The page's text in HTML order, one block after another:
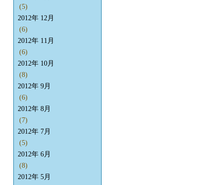
(5)
2012年 12月
(6)
2012年 11月
(6)
2012年 10月
(8)
2012年 9月
(6)
2012年 8月
(7)
2012年 7月
(5)
2012年 6月
(8)
2012年 5月